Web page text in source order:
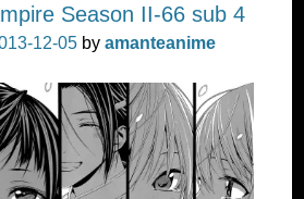
Season II-66 sub 4
12-05by amanteanime